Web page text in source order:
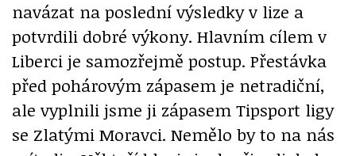
navázat na poslední výsledky v lize a
potvrdili dobré výkony. Hlavním cílem v
Liberci je samozřejmě postup. Přestávka
před pohárovým zápasem je netradiční,
ale vyplnili jsme ji zápasem Tipsport ligy
se Zlatými Moravci. Nemělo by to na nás